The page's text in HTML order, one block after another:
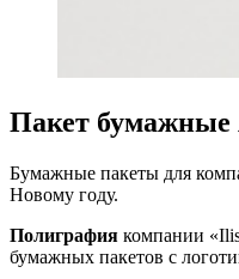
Пакет бумажные
Бумажные пакеты для
Новому году.
Полиграфия компании
бумажных пакетов с